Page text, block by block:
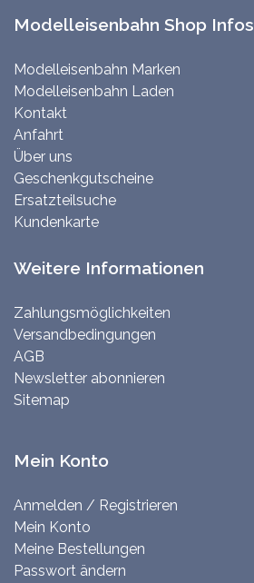
Modelleisenbahn Shop Infos
Modelleisenbahn Marken
Modelleisenbahn Laden
Kontakt
Anfahrt
Über uns
Geschenkgutscheine
Ersatzteilsuche
Kundenkarte
Weitere Informationen
Zahlungsmöglichkeiten
Versandbedingungen
AGB
Newsletter abonnieren
Sitemap
Mein Konto
Anmelden / Registrieren
Mein Konto
Meine Bestellungen
Passwort ändern